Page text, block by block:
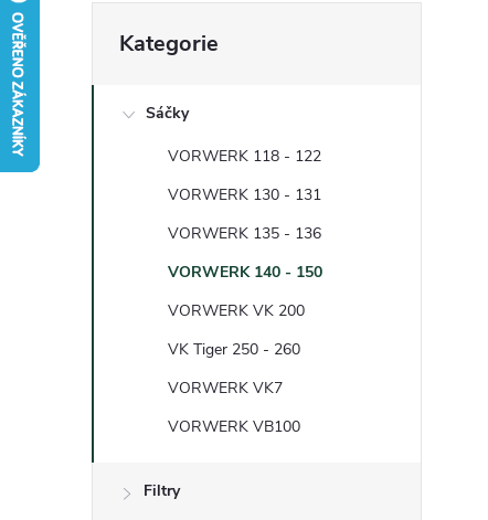
o
í
kategorie
Kategorie
Sáčky
VORWERK 118 - 122
VORWERK 130 - 131
VORWERK 135 - 136
VORWERK 140 - 150
VORWERK VK 200
VK Tiger 250 - 260
VORWERK VK7
VORWERK VB100
Filtry